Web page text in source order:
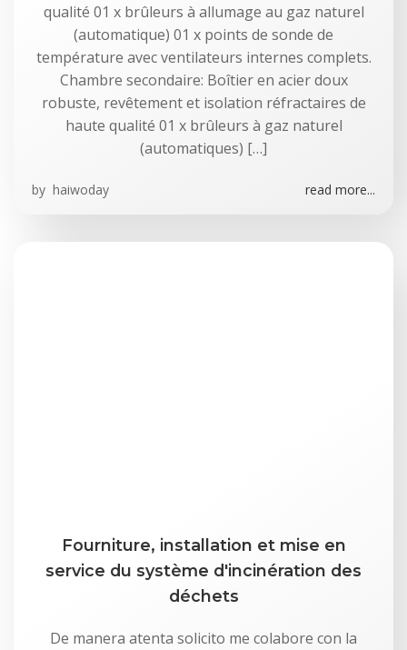
qualité 01 x brûleurs à allumage au gaz naturel
(automatique) 01 x points de sonde de
température avec ventilateurs internes complets.
Chambre secondaire: Boîtier en acier doux
robuste, revêtement et isolation réfractaires de
haute qualité 01 x brûleurs à gaz naturel
(automatiques) […]
by haiwoday read more...
Fourniture, installation et mise en
service du système d'incinération des
déchets
De manera atenta solicito me colabore con la